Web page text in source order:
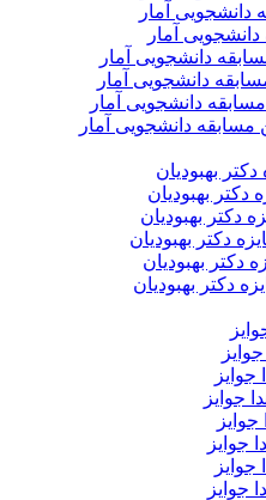
آمار
آمار
دانشجویی آمار
دانشجویی آمار
دانشجویی آمار
دانشجویی آمار
بهبودیان
بهبودیان
بهبودیان
دکتر بهبودیان
دکتر بهبودیان
دکتر بهبودیان
جوایز